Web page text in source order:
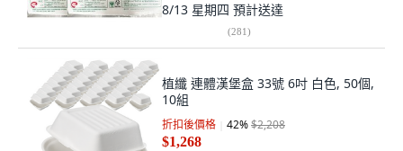
8/13 星期四 預計送達
(281)
植纖 連體漢堡盒 33號 6吋 白色, 50個,
10組
折扣後價格 42%$2,208
$1,268